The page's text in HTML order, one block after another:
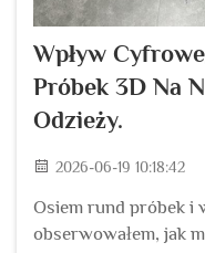
Wpływ
Próbek 3D Na
Odzieży.
2026-06-19 10:18:42
Osiem rund próbek i
obserwowałem, jak